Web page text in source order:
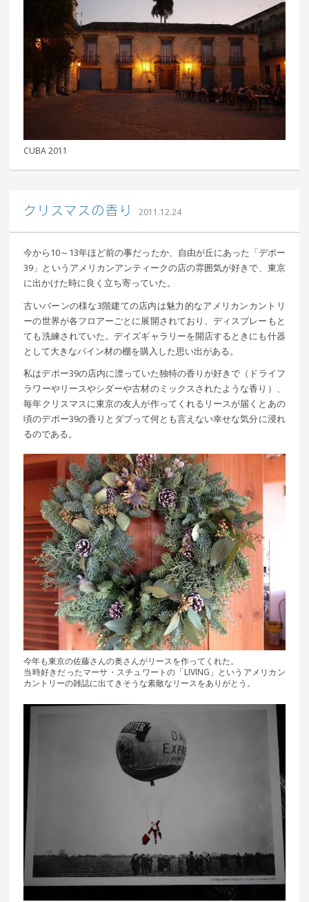
CUBA 2011
クリスマスの香り 2011.12.24
今から10～13年ほど前の事だったか、自由が丘にあった「デポー
39」というアメリカンアンティークの店の雰囲気が好きで、東京
に出かけた時に良く立ち寄っていた。
古いバーンの様な3階建ての店内は魅力的なアメリカンカントリ
ーの世界が各フロアーごとに展開されており、ディスプレーもと
ても洗練されていた。デイズギャラリーを開店するときにも什器
として大きなパイン材の棚を購入した思い出がある。
私はデポー39の店内に漂っていた独特の香りが好きで（ドライフ
ラワーやリースやシダーや古材のミックスされたような香り）、
毎年クリスマスに東京の友人が作ってくれるリースが届くとあの
頃のデポー39の香りとダブって何とも言えない幸せな気分に浸れ
るのである。
今年も東京の佐藤さんの奥さんがリースを作ってくれた。
当時好きだったマーサ・スチュワートの「LIVING」というアメリカン
カントリーの雑誌に出てきそうな素敵なリースをありがとう。